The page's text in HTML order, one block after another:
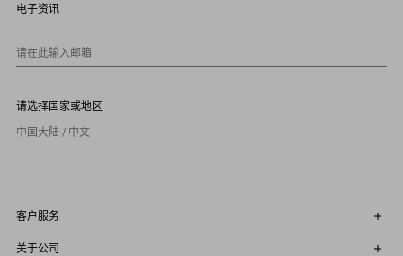
电子资讯
请在此输入邮箱
请选择国家或地区
中国大陆 / 中文
客户服务
关于公司